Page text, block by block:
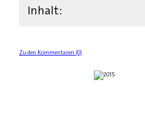
Inhalt:
Zu den Kommentaren (0)